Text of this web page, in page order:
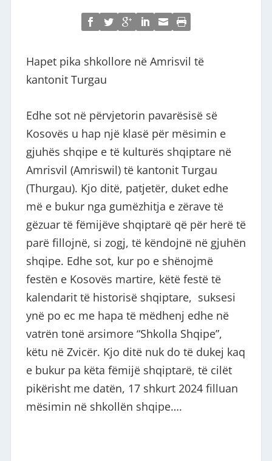
Hapet pika shkollore në Amrisvil të
kantonit Turgau
Edhe sot në përvjetorin pavarësisë së
Kosovës u hap një klasë për mësimin e
gjuhës shqipe e të kulturës shqiptare në
Amrisvil (Amriswil) të kantonit Turgau
(Thurgau). Kjo ditë, patjetër, duket edhe
më e bukur nga gumëzhitja e zërave të
gëzuar të fëmijëve shqiptarë që për herë të
parë fillojnë, si zogj, të këndojnë në gjuhën
shqipe. Edhe sot, kur po e shënojmë
festën e Kosovës martire, këtë festë të
kalendarit të historisë shqiptare, suksesi
ynë po ec me hapa të mëdhenj edhe në
vatrën tonë arsimore “Shkolla Shqipe”,
këtu në Zvicër. Kjo ditë nuk do të dukej kaq
e bukur pa këta fëmijë shqiptarë, të cilët
pikërisht me datën, 17 shkurt 2024 filluan
mësimin në shkollën shqipe….